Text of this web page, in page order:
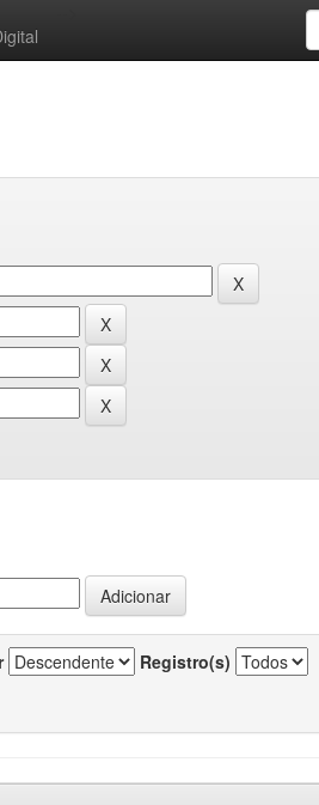
Registro(s)